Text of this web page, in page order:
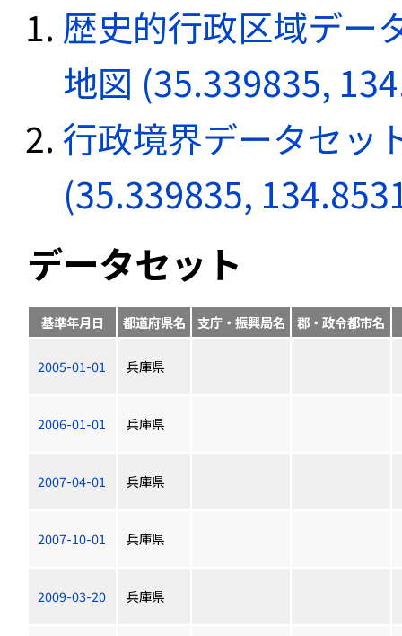
歴史的行政区域デー
地図 (35.339835,
行政境界データセッ
(35.339835,
データセット
基準年月日 都道府県名 支庁・振興局名 郡・政令都市名
2005-01-01 兵庫県
2006-01-01 兵庫県
2007-04-01 兵庫県
2007-10-01 兵庫県
2009-03-20 兵庫県